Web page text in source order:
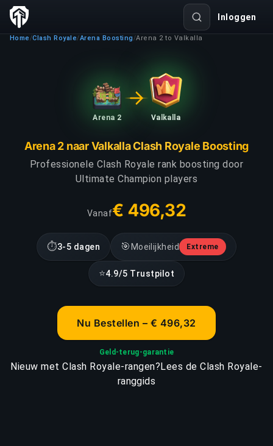
Inloggen
Home /Clash Royale/Arena Boosting /Arena 2 to Valkalla
Arena 2 Valkalla
Arena 2 naar Valkalla Clash Royale Boosting
Professionele Clash Royale rank boosting door
Ultimate Champion players
Vanaf€ 496,32
⏱3-5 dagen 🎯 Moeilijkheid Extreme
⭐4.9/5 Trustpilot
Nu Bestellen – € 496,32
Geld-terug-garantie
Nieuw met Clash Royale-rangen?Lees de Clash Royale-
ranggids